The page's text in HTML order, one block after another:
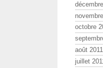
octobre
août 2011
juillet